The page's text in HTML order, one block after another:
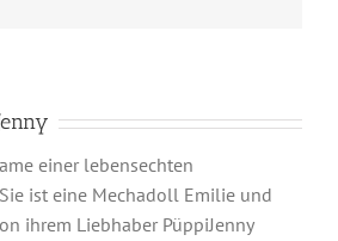
einer lebensechten
ist eine Mechadoll Emilie und
ihrem Liebhaber PüppiJenny